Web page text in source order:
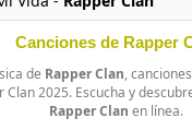
Canciones de Rapper
de Rapper Clan,
Clan 2025. Escucha y
Rapper Clan en línea.